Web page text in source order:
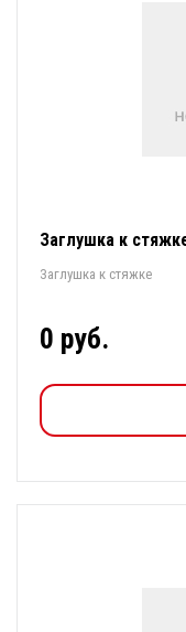
Заглушка к
Заглушка к стяжке
0 руб.